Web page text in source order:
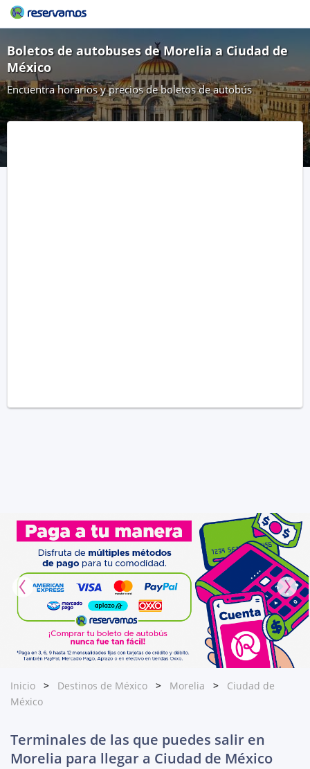
Boletos de autobuses de Morelia a Ciudad de
México
Encuentra horarios y precios de boletos de autobús
Inicio Destinos de México Morelia
Ciudad de
México
Terminales de las que puedes salir en
Morelia para llegar a Ciudad de México